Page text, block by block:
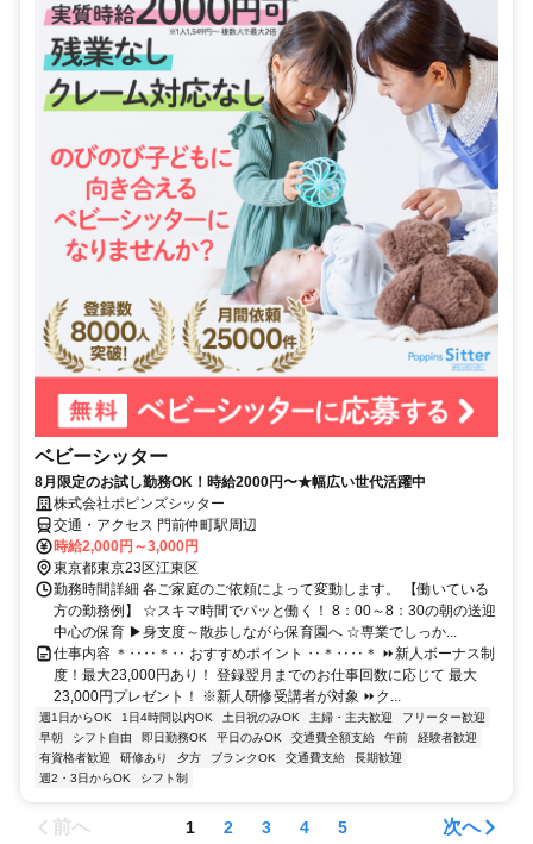
ベビーシッター
8月限定のお試し勤務OK！時給2000円〜★幅広い世代活躍中
株式会社ポピンズシッター
交通・アクセス 門前仲町駅周辺
時給2,000円～3,000円
東京都東京23区江東区
勤務時間詳細 各ご家庭のご依頼によって変動します。 【働いている
方の勤務例】 ☆スキマ時間でパッと働く！ 8：00～8：30の朝の送迎
中心の保育 ▶身支度～散歩しながら保育園へ ☆専業でしっか...
仕事内容 ＊‥‥＊‥ おすすめポイント ‥＊‥‥＊ ⏩新人ボーナス制
度！最大23,000円あり！ 登録翌月までのお仕事回数に応じて 最大
23,000円プレゼント！ ※新人研修受講者が対象 ⏩ク...
週1日からOK 1日4時間以内OK 土日祝のみOK 主婦・主夫歓迎
フリーター歓迎
早朝
シフト自由 即日勤務OK 平日のみOK 交通費全額支給 午前
経験者歓迎
有資格者歓迎
研修あり 夕方 ブランクOK 交通費支給
長期歓迎
週2・3日からOK
シフト制
前へ 1 2 3 4 5 次へ